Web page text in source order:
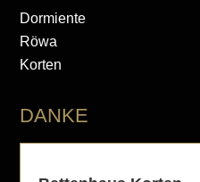
Dormiente
Röwa
Korten
DANKE